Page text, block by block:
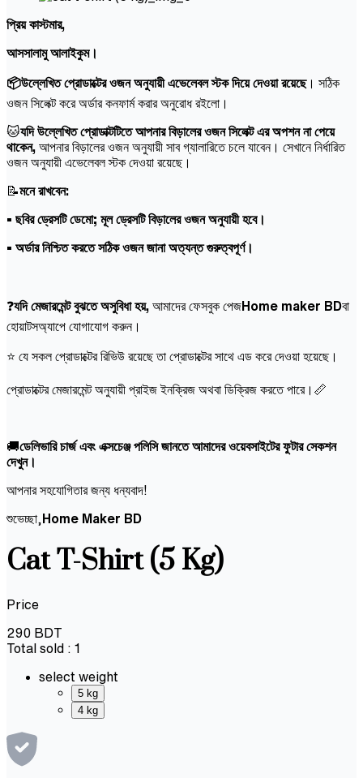
প্রিয় কাস্টমার,
আসসালামু আলাইকুম।
📦উল্লেখিত প্রোডাক্টের ওজন অনুযায়ী এভেলেবল স্টক দিয়ে দেওয়া রয়েছে। সঠিক
ওজন সিলেক্ট করে অর্ডার কনফার্ম করার অনুরোধ রইলো।
🐱যদি উল্লেখিত প্রোডাক্টটিতে আপনার বিড়ালের ওজন সিলেক্ট এর অপশন না পেয়ে
থাকেন, আপনার বিড়ালের ওজন অনুযায়ী সাব গ্যালারিতে চলে যাবেন। সেখানে নির্ধারিত
ওজন অনুযায়ী এভেলেবল স্টক দেওয়া রয়েছে।
📝মনে রাখবেন:
• ছবির ড্রেসটি ডেমো; মূল ড্রেসটি বিড়ালের ওজন অনুযায়ী হবে।
• অর্ডার নিশ্চিত করতে সঠিক ওজন জানা অত্যন্ত গুরুত্বপূর্ণ।
❓যদি মেজারমেন্ট বুঝতে অসুবিধা হয়, আমাদের ফেসবুক পেজHome maker BDবা
হোয়াটসঅ্যাপে যোগাযোগ করুন।
⭐ যে সকল প্রোডাক্টের রিভিউ রয়েছে তা প্রোডাক্টের সাথে এড করে দেওয়া হয়েছে।
প্রোডাক্টের মেজারমেন্ট অনুযায়ী প্রাইজ ইনক্রিজ অথবা ডিক্রিজ করতে পারে।📏
🚚ডেলিভারি চার্জ এবং এক্সচেঞ্জ পলিসি জানতে আমাদের ওয়েবসাইটের ফুটার সেকশন
দেখুন।
আপনার সহযোগিতার জন্য ধন্যবাদ!
শুভেচ্ছা, Home Maker BD
Cat T-Shirt (5 Kg)
Price
290 BDT
Total sold : 1
select weight
5 kg
4 kg